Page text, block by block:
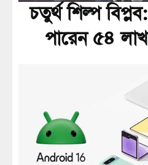
চতুর্থ শিল্প
পারেন ৫৪